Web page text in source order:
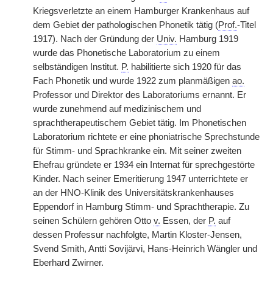
Kriegsverletzte an einem Hamburger Krankenhaus auf
dem Gebiet der pathologischen Phonetik tätig (Prof.-Titel
1917). Nach der Gründung der Univ. Hamburg 1919
wurde das Phonetische Laboratorium zu einem
selbständigen Institut. P. habilitierte sich 1920 für das
Fach Phonetik und wurde 1922 zum planmäßigen ao.
Professor und Direktor des Laboratoriums ernannt. Er
wurde zunehmend auf medizinischem und
sprachtherapeutischem Gebiet tätig. Im Phonetischen
Laboratorium richtete er eine phoniatrische Sprechstunde
für Stimm- und Sprachkranke ein. Mit seiner zweiten
Ehefrau gründete er 1934 ein Internat für sprechgestörte
Kinder. Nach seiner Emeritierung 1947 unterrichtete er
an der HNO-Klinik des Universitätskrankenhauses
Eppendorf in Hamburg Stimm- und Sprachtherapie. Zu
seinen Schülern gehören Otto v. Essen, der P. auf
dessen Professur nachfolgte, Martin Kloster-Jensen,
Svend Smith, Antti Sovijärvi, Hans-Heinrich Wängler und
Eberhard Zwirner.